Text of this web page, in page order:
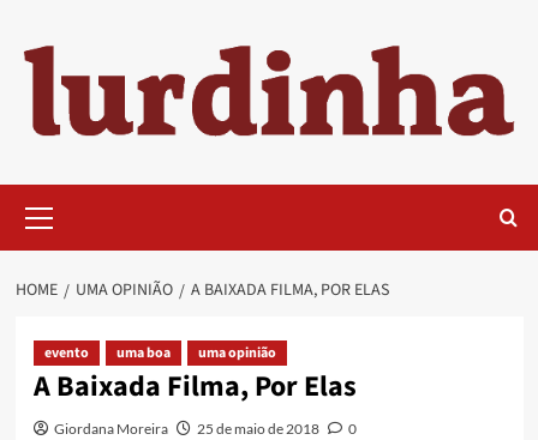
content
Menu
HOME UMA OPINIÃO A BAIXADA FILMA, POR ELAS
evento uma boa uma opinião
A Baixada Filma, Por Elas
Giordana Moreira 25 de maio de 2018 0